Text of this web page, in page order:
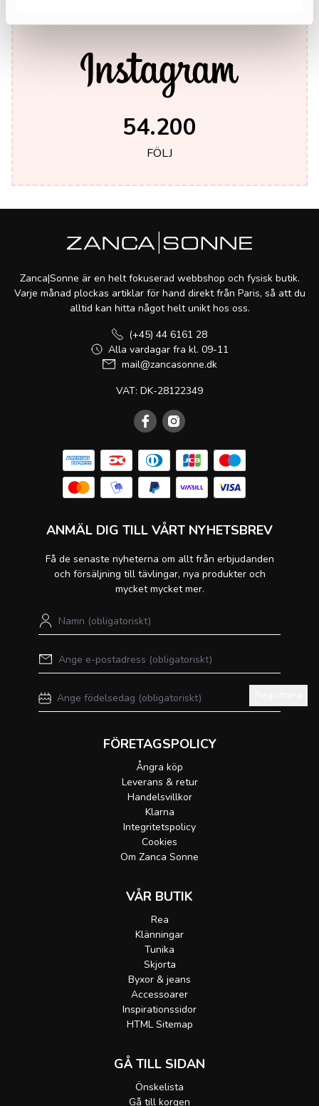
54.200
FÖLJ
Zanca|Sonne är en helt fokuserad webbshop och fysisk butik.
Varje månad plockas artiklar för hand direkt från Paris, så att du
alltid kan hitta något helt unikt hos oss.
(+45) 44 6161 28
Alla vardagar fra kl. 09-11
mail@zancasonne.dk
VAT: DK-28122349
ANMÄL DIG TILL VÅRT NYHETSBREV
Få de senaste nyheterna om allt från erbjudanden
och försäljning till tävlingar, nya produkter och
mycket mycket mer.
FÖRETAGSPOLICY
Ångra köp
Leverans & retur
Handelsvillkor
Klarna
Integritetspolicy
Cookies
Om Zanca Sonne
VÅR BUTIK
Rea
Klänningar
Tunika
Skjorta
Byxor & jeans
Accessoarer
Inspirationssidor
HTML Sitemap
GÅ TILL SIDAN
Önskelista
Gå till korgen